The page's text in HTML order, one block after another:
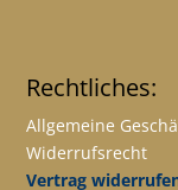
Rechtliches:
Allgemeine
Widerrufsrecht
Vertrag